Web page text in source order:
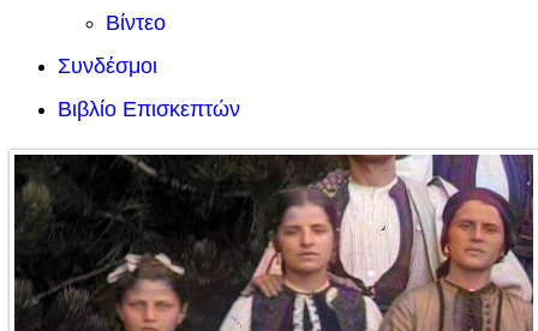
Βίντεο
Συνδέσμοι
Βιβλίο Επισκεπτών